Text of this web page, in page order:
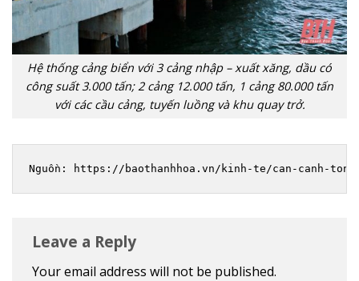
Hệ thống cảng biển với 3 cảng nhập – xuất xăng, dầu có
công suất 3.000 tấn; 2 cảng 12.000 tấn, 1 cảng 80.000 tấn
với các cầu cảng, tuyến luồng và khu quay trở.
Nguồn: https://baothanhhoa.vn/kinh-te/can-canh-
Leave a Reply
Your email address will not be published.